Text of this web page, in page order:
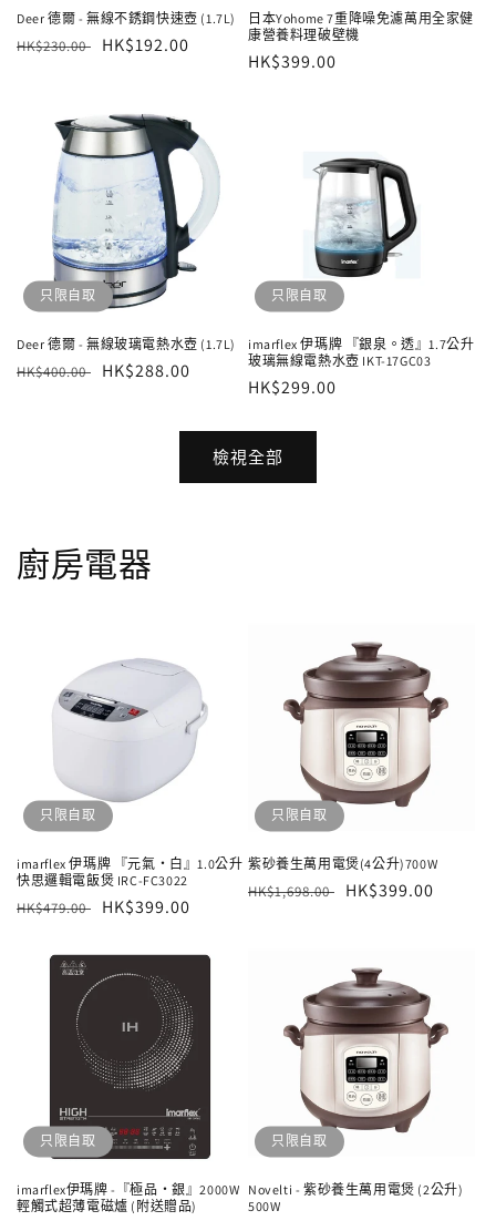
Deer 德爾 - 無線不銹鋼快速壺 (1.7L)
定
HK$230.00
售
HK$192.00
日本Yohome 7重降噪免濾萬用全家健
康營養料理破壁機
定
HK$399.00
只限自取
Deer 德爾 - 無線玻璃電熱水壺 (1.7L)
定
HK$400.00
售
HK$288.00
只限自取
imarflex 伊瑪牌 『銀泉。透』1.7公升
玻璃無線電熱水壺 IKT-17GC03
定
HK$299.00
檢視全部
廚房電器
只限自取
imarflex 伊瑪牌 『元氣‧白』1.0公升
快思邏輯電飯煲 IRC-FC3022
定
HK$479.00
售
HK$399.00
只限自取
紫砂養生萬用電煲(4公升)700W
定
HK$1,698.00
售
HK$399.00
只限自取
imarflex伊瑪牌 -『極品‧銀』2000W
輕觸式超薄電磁爐 (附送贈品)
只限自取
Novelti - 紫砂養生萬用電煲 (2公升)
500W